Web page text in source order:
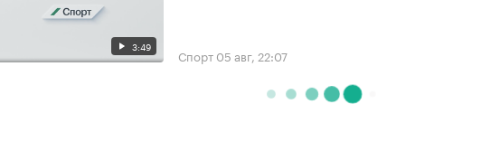
3:49 Спорт 05 авг, 22:07